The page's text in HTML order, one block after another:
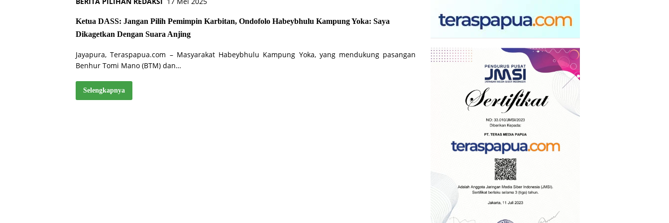
Ketua DASS: Jangan Pilih Pemimpin Karbitan, Ondofolo Habeybhulu Kampung Yoka: Saya
Dikagetkan Dengan Suara Anjing
Jayapura, Teraspapua.com – Masyarakat Habeybhulu Kampung Yoka, yang mendukung pasangan
Benhur Tomi Mano (BTM) dan…
Selengkapnya